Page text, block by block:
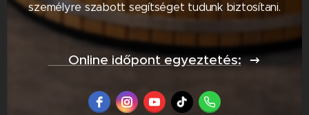
személyre szabott segítséget tudunk biztosítani.
📅 Online időpont egyeztetés: